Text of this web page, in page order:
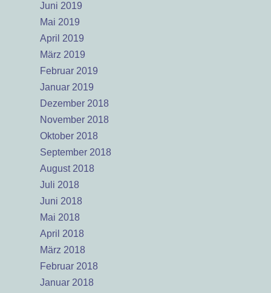
Juni 2019
Mai 2019
April 2019
März 2019
Februar 2019
Januar 2019
Dezember 2018
November 2018
Oktober 2018
September 2018
August 2018
Juli 2018
Juni 2018
Mai 2018
April 2018
März 2018
Februar 2018
Januar 2018